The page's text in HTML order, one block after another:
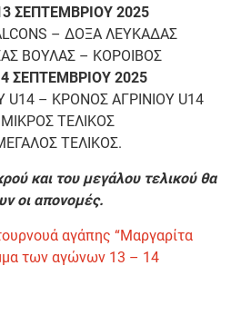
ΣΕΠΤΕΜΒΡΙΟΥ 2025
– ΔΟΞΑ ΛΕΥΚΑΔΑΣ
ΒΟΥΛΑΣ – ΚΟΡΟΙΒΟΣ
ΣΕΠΤΕΜΒΡΙΟΥ 2025
U14 – ΚΡΟΝΟΣ ΑΓΡΙΝΙΟΥ U14
ΜΙΚΡΟΣ ΤΕΛΙΚΟΣ
ΤΕΛΙΚΟΣ.
και του μεγάλου τελικού θα
οι απονομές.
αγάπης “Μαργαρίτα
των αγώνων 13 – 14